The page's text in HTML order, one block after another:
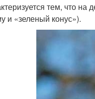
тем, что на
и «зеленый конус»).